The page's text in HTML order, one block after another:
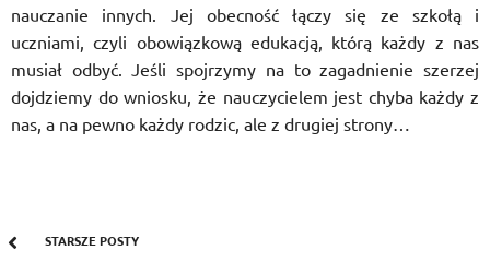
nauczanie innych. Jej obecność łączy się ze szkołą i
uczniami, czyli obowiązkową edukacją, którą każdy z nas
musiał odbyć. Jeśli spojrzymy na to zagadnienie szerzej
dojdziemy do wniosku, że nauczycielem jest chyba każdy z
nas, a na pewno każdy rodzic, ale z drugiej strony…
STARSZE POSTY